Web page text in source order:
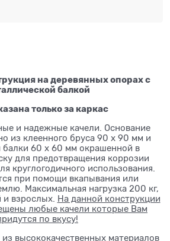
на деревянных опорах с
балкой
только за каркас
и надежные качели. Основание
из клеенного бруса 90 х 90 мм и
балки 60 х 60 мм окрашенной в
для предотвращения коррозии
круглогодичного использования.
при помощи вкапывания или
Максимальная нагрузка 200 кг,
и взрослых. На данной конструкции
любые качели которые Вам
по вкусу!
высококачественных материалов